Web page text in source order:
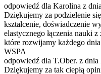
odpowiedź dla Karolina z
Dziękujemy za podzielenie
kształcenie, doświadczenie
elastycznego łączenia nauki
które rozwijamy każdego
WSPA
odpowiedź dla T.Ober. z dnia
Dziękujemy za tak ciepłą